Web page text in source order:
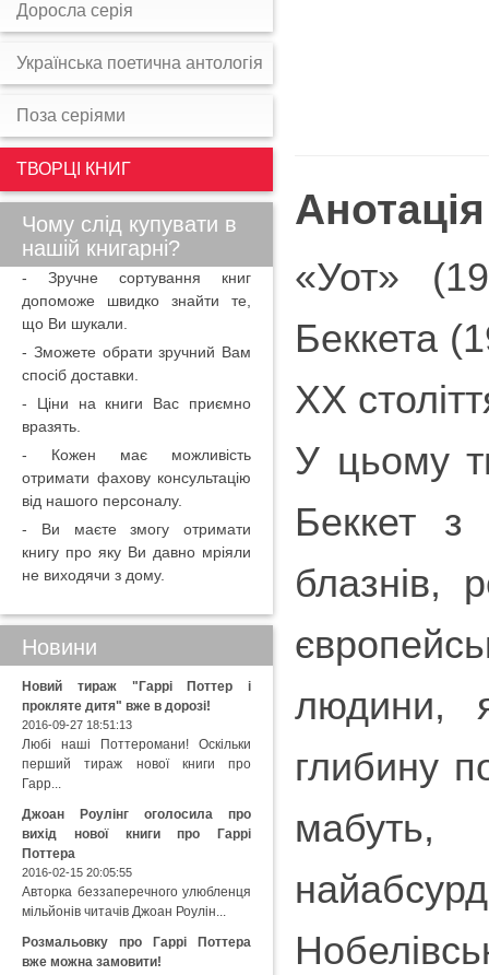
Анотація
«Уот»
Беккета
ХХ
У цьому
Беккет з
блазнів,
людини,
глибину
мабуть,
Доросла серія
Українська поетична антологія
Поза серіями
ТВОРЦІ КНИГ
Чому слід купувати в
нашій книгарні?
- Зручне сортування книг
допоможе швидко знайти те,
що Ви шукали.
- Зможете обрати зручний Вам
спосіб доставки.
- Ціни на книги Вас приємно
вразять.
- Кожен має можливість
отримати фахову консультацію
від нашого персоналу.
- Ви маєте змогу отримати
книгу про яку Ви давно мріяли
не виходячи з дому.
Новини
Новий тираж "Гаррі Поттер і
прокляте дитя" вже в дорозі!
2016-09-27 18:51:13
Любі наші Поттеромани! Оскільки
перший тираж нової книги про
Гарр...
Джоан Роулінг оголосила про
вихід нової книги про Гаррі
Поттера
2016-02-15 20:05:55
Авторка беззаперечного улюбленця
мільйонів читачів Джоан Роулін...
Розмальовку про Гаррі Поттера
вже можна замовити!